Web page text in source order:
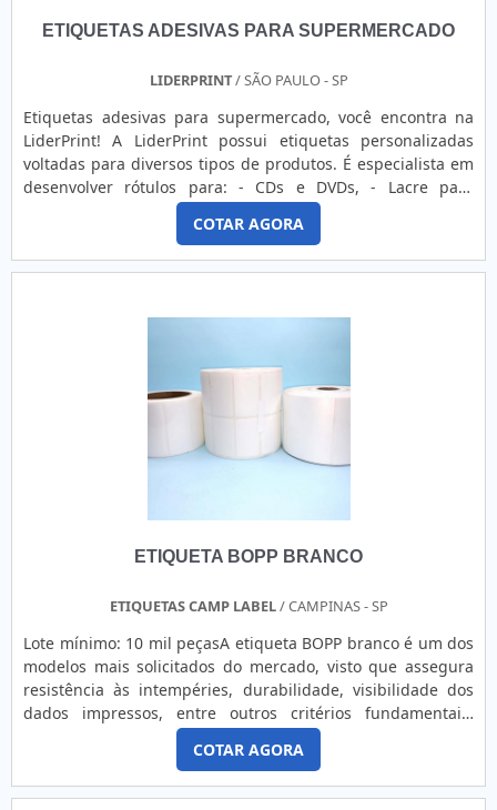
muitas formas diferentes de demonstrar conhecimento e
a Point Impressões é referência quando o assunto for
experiência na área; Trabalhadores de alta qualidade;
Escritório de alta qualidade onde são realizadas as
atividades; Tecnologia de ponta; Equipamentos de última
geração. A MELHOR EMPRESA NO SEGMENTOSomente na
Point Impressões as melhores opções sempre estão à
disposição quando se procura soluções para banner. Líder
em qualidade, a empresa oferece uma variedade de itens
deve ao fato de a empresa ser comprometida com os
atividades e amplo catálogo de produtos para atender as
mais diversas necessidades. Tudo isso, unido a um time de
colaboradores proativos e funcionários eficientes, fecha
todo o ciclo de entrega com excelência para toda a carteira
ETIQUETAS ADESIVAS PARA SUPERMERCADO
LIDERPRINT/ SÃO PAULO - SP
Etiquetas adesivas para supermercado, você encontra na
LiderPrint! A LiderPrint possui etiquetas personalizadas
voltadas para diversos tipos de produtos. É especialista em
desenvolver rótulos para: - CDs e DVDs, - Lacre para
embalagens, - Etiquetas adesivas personalizadas, -
Etiquetas VOID, - Etiqueta Adesiva para Brinquedos, -
Etiqueta para Cosméticos, - Etiquetas Adesivas
Promocionais, - Entre outras. Diferenciais de serviço O ....
COTAR AGORA
ETIQUETA BOPP BRANCO
ETIQUETAS CAMP LABEL/ CAMPINAS - SP
Lote mínimo: 10 mil peçasA etiqueta BOPP branco é um dos
modelos mais solicitados do mercado, visto que assegura
resistência às intempéries, durabilidade, visibilidade dos
dados impressos, entre outros critérios fundamentais.
Entretanto, para que tudo isso seja efetivado, é essencial
que a aquisição aconteça em empresas
especializadas.INFORMAÇÕES DETALHADAS SOBRE O
COTAR AGORA